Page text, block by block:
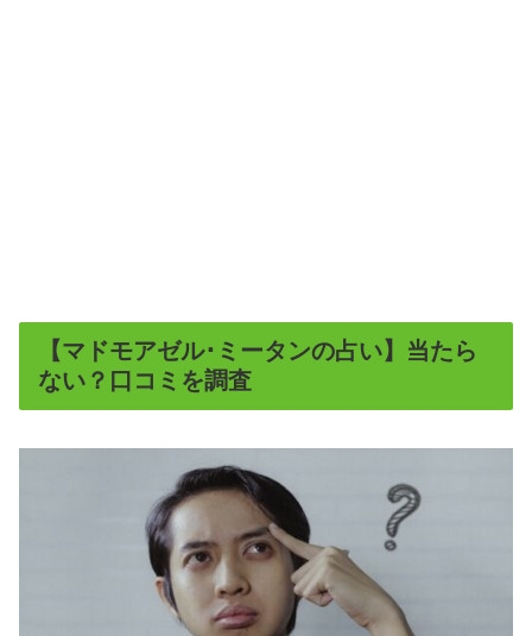
【マドモアゼル･ミータンの占い】当たら
ない？口コミを調査